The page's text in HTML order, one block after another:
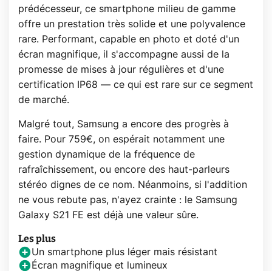
prédécesseur, ce smartphone milieu de gamme
offre un prestation très solide et une polyvalence
rare. Performant, capable en photo et doté d'un
écran magnifique, il s'accompagne aussi de la
promesse de mises à jour régulières et d'une
certification IP68 — ce qui est rare sur ce segment
de marché.
Malgré tout, Samsung a encore des progrès à
faire. Pour 759€, on espérait notamment une
gestion dynamique de la fréquence de
rafraîchissement, ou encore des haut-parleurs
stéréo dignes de ce nom. Néanmoins, si l'addition
ne vous rebute pas, n'ayez crainte : le Samsung
Galaxy S21 FE est déjà une valeur sûre.
Les plus
Un smartphone plus léger mais résistant
Écran magnifique et lumineux